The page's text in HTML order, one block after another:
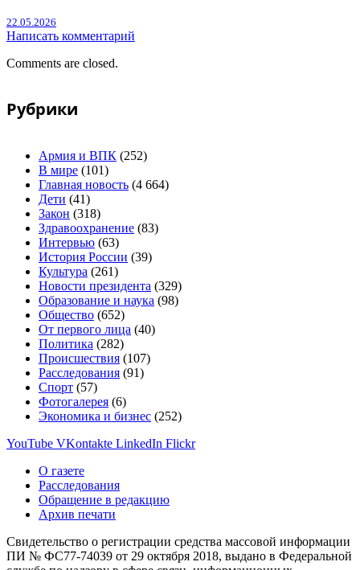
22.05.2026
Написать комментарий
Comments are closed.
Рубрики
Армия и ВПК (252)
В мире (101)
Главная новость (4 664)
Дети (41)
Закон (318)
Здравоохранение (83)
Интервью (63)
История России (39)
Культура (261)
Новости президента (329)
Образование и наука (98)
Общество (652)
От первого лица (40)
Политика (282)
Происшествия (107)
Расследования (91)
Спорт (57)
Фотогалерея (6)
Экономика и бизнес (252)
YouTube VKontakte LinkedIn Flickr
О газете
Расследования
Обращение в редакцию
Архив печати
Свидетельство о регистрации средства массовой информации
ПИ № ФС77-74039 от 29 октября 2018, выдано в Федеральной